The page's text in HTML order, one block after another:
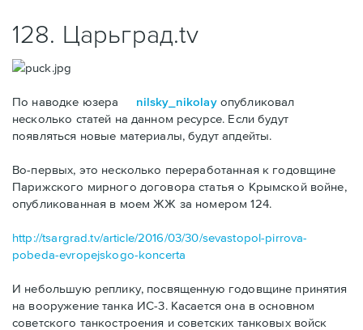
128. Царьград.tv
По наводке юзера nilsky_nikolayопубликовал
несколько статей на данном ресурсе. Если будут
появляться новые материалы, будут апдейты.
Во-первых, это несколько переработанная к годовщине
Парижского мирного договора статья о Крымской войне,
опубликованная в моем ЖЖ за номером 124.
http://tsargrad.tv/article/2016/03/30/sevastopol-pirrova-
pobeda-evropejskogo-koncerta
И небольшую реплику, посвященную годовщине принятия
на вооружение танка ИС-3. Касается она в основном
советского танкостроения и советских танковых войск